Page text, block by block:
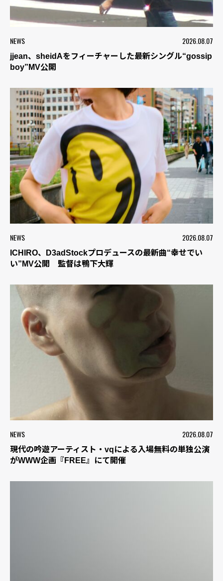
NEWS 2026.08.07
jjean、sheidAをフィーチャーした最新シングル“gossip
boy”MV公開
NEWS 2026.08.07
ICHIRO、D3adStockプロデュースの最新曲“幸せでい
い”MV公開 監督は鴨下大輝
NEWS 2026.08.07
現代の吟遊アーティスト・vqによる入場無料の単独公演
がWWW企画『FREE』にて開催